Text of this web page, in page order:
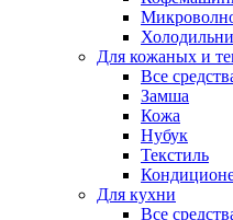
Для кожаных и
Все
Замша
Кожа
Нубук
Текстиль
Для кухни
Все